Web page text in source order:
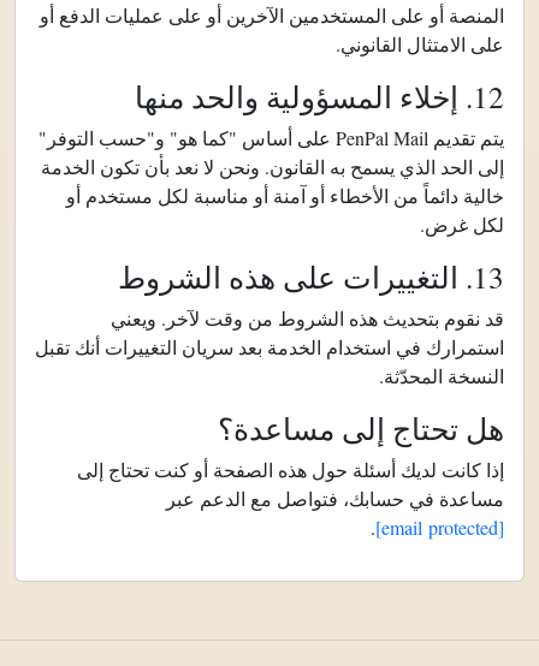
المنصة أو على المستخدمين الآخرين أو على عمليات الدفع أو
على الامتثال القانوني.
12. إخلاء المسؤولية والحد منها
يتم تقديم PenPal Mail على أساس "كما هو" و"حسب التوفر"
إلى الحد الذي يسمح به القانون. ونحن لا نعد بأن تكون الخدمة
خالية دائماً من الأخطاء أو آمنة أو مناسبة لكل مستخدم أو
لكل غرض.
13. التغييرات على هذه الشروط
قد نقوم بتحديث هذه الشروط من وقت لآخر. ويعني
استمرارك في استخدام الخدمة بعد سريان التغييرات أنك تقبل
النسخة المحدّثة.
هل تحتاج إلى مساعدة؟
إذا كانت لديك أسئلة حول هذه الصفحة أو كنت تحتاج إلى
مساعدة في حسابك، فتواصل مع الدعم عبر
[email protected]
.